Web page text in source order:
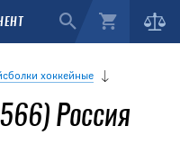
хоккейные
Россия